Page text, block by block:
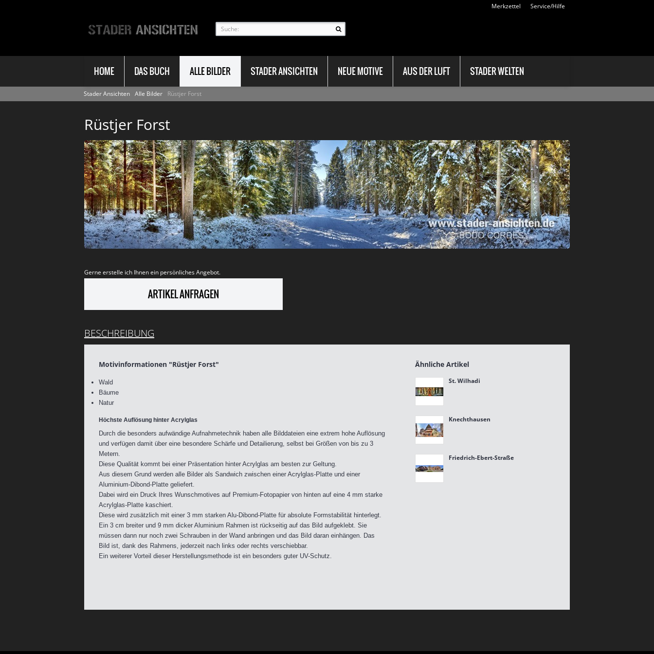
Merkzettel Service/Hilfe
Einloggen
HOME DAS BUCH ALLE BILDER STADER ANSICHTEN NEUE MOTIVE AUS DER LUFT STADER WELTEN
Stader Ansichten Alle Bilder Rüstjer Forst
Rüstjer Forst
Gerne erstelle ich Ihnen ein persönliches Angebot.
ARTIKEL ANFRAGEN
BESCHREIBUNG
Motivinformationen "Rüstjer Forst"
Wald
Bäume
Natur
Höchste Auflösung hinter Acrylglas
Durch die besonders aufwändige Aufnahmetechnik haben alle Bilddateien eine extrem hohe Auflösung
und verfügen damit über eine besondere Schärfe und Detailierung, selbst bei Größen von bis zu 3
Metern.
Diese Qualität kommt bei einer Präsentation hinter Acrylglas am besten zur Geltung.
Aus diesem Grund werden alle Bilder als Sandwich zwischen einer Acrylglas-Platte und einer
Aluminium-Dibond-Platte geliefert.
Dabei wird ein Druck Ihres Wunschmotives auf Premium-Fotopapier von hinten auf eine 4 mm starke
Acrylglas-Platte kaschiert.
Diese wird zusätzlich mit einer 3 mm starken Alu-Dibond-Platte für absolute Formstabilität hinterlegt.
Ein 3 cm breiter und 9 mm dicker Aluminium Rahmen ist rückseitig auf das Bild aufgeklebt. Sie
müssen dann nur noch zwei Schrauben in der Wand anbringen und das Bild daran einhängen. Das
Bild ist, dank des Rahmens, jederzeit nach links oder rechts verschiebbar.
Ein weiterer Vorteil dieser Herstellungsmethode ist ein besonders guter UV-Schutz.
Ähnliche Artikel
St. Wilhadi
Knechthausen
Friedrich-Ebert-Straße